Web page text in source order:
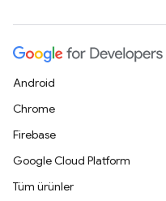
Android
Chrome
Firebase
Google Cloud Platform
Tüm ürünler